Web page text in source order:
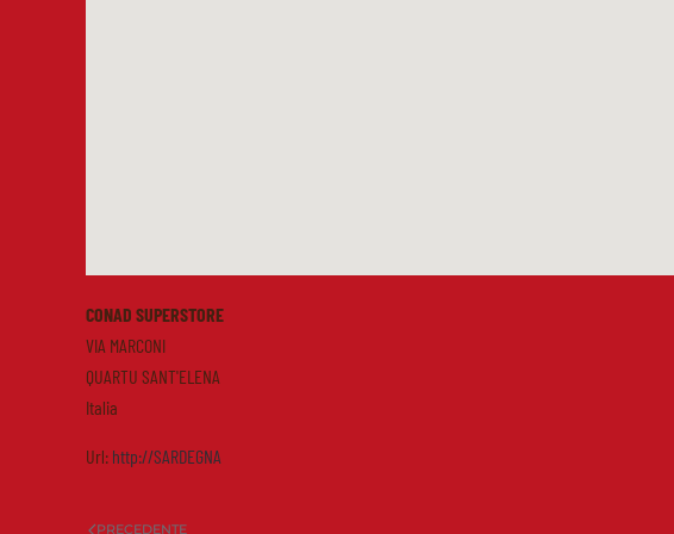
CONAD SUPERSTORE
VIA MARCONI
QUARTU SANT'ELENA
Italia
Url: http://SARDEGNA
PRECEDENTE